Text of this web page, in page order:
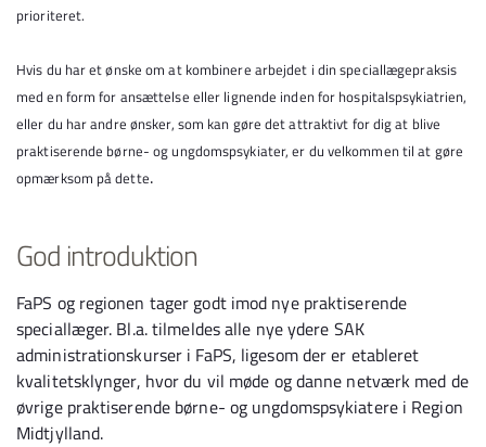
prioriteret.
Hvis du har et ønske om at kombinere arbejdet i din speciallægepraksis
med en form for ansættelse eller lignende inden for hospitalspsykiatrien,
eller du har andre ønsker, som kan gøre det attraktivt for dig at blive
praktiserende børne- og ungdomspsykiater, er du velkommen til at gøre
opmærksom på dette.
God introduktion
FaPS og regionen tager godt imod nye praktiserende
speciallæger. Bl.a. tilmeldes alle nye ydere SAK
administrationskurser i FaPS, ligesom der er etableret
kvalitetsklynger, hvor du vil møde og danne netværk med de
øvrige praktiserende børne- og ungdomspsykiatere i Region
Midtjylland.